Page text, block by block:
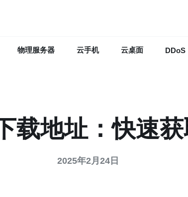
物理服务器 云手机 云桌面 DDoS
载地址：快速
2025年2月24日